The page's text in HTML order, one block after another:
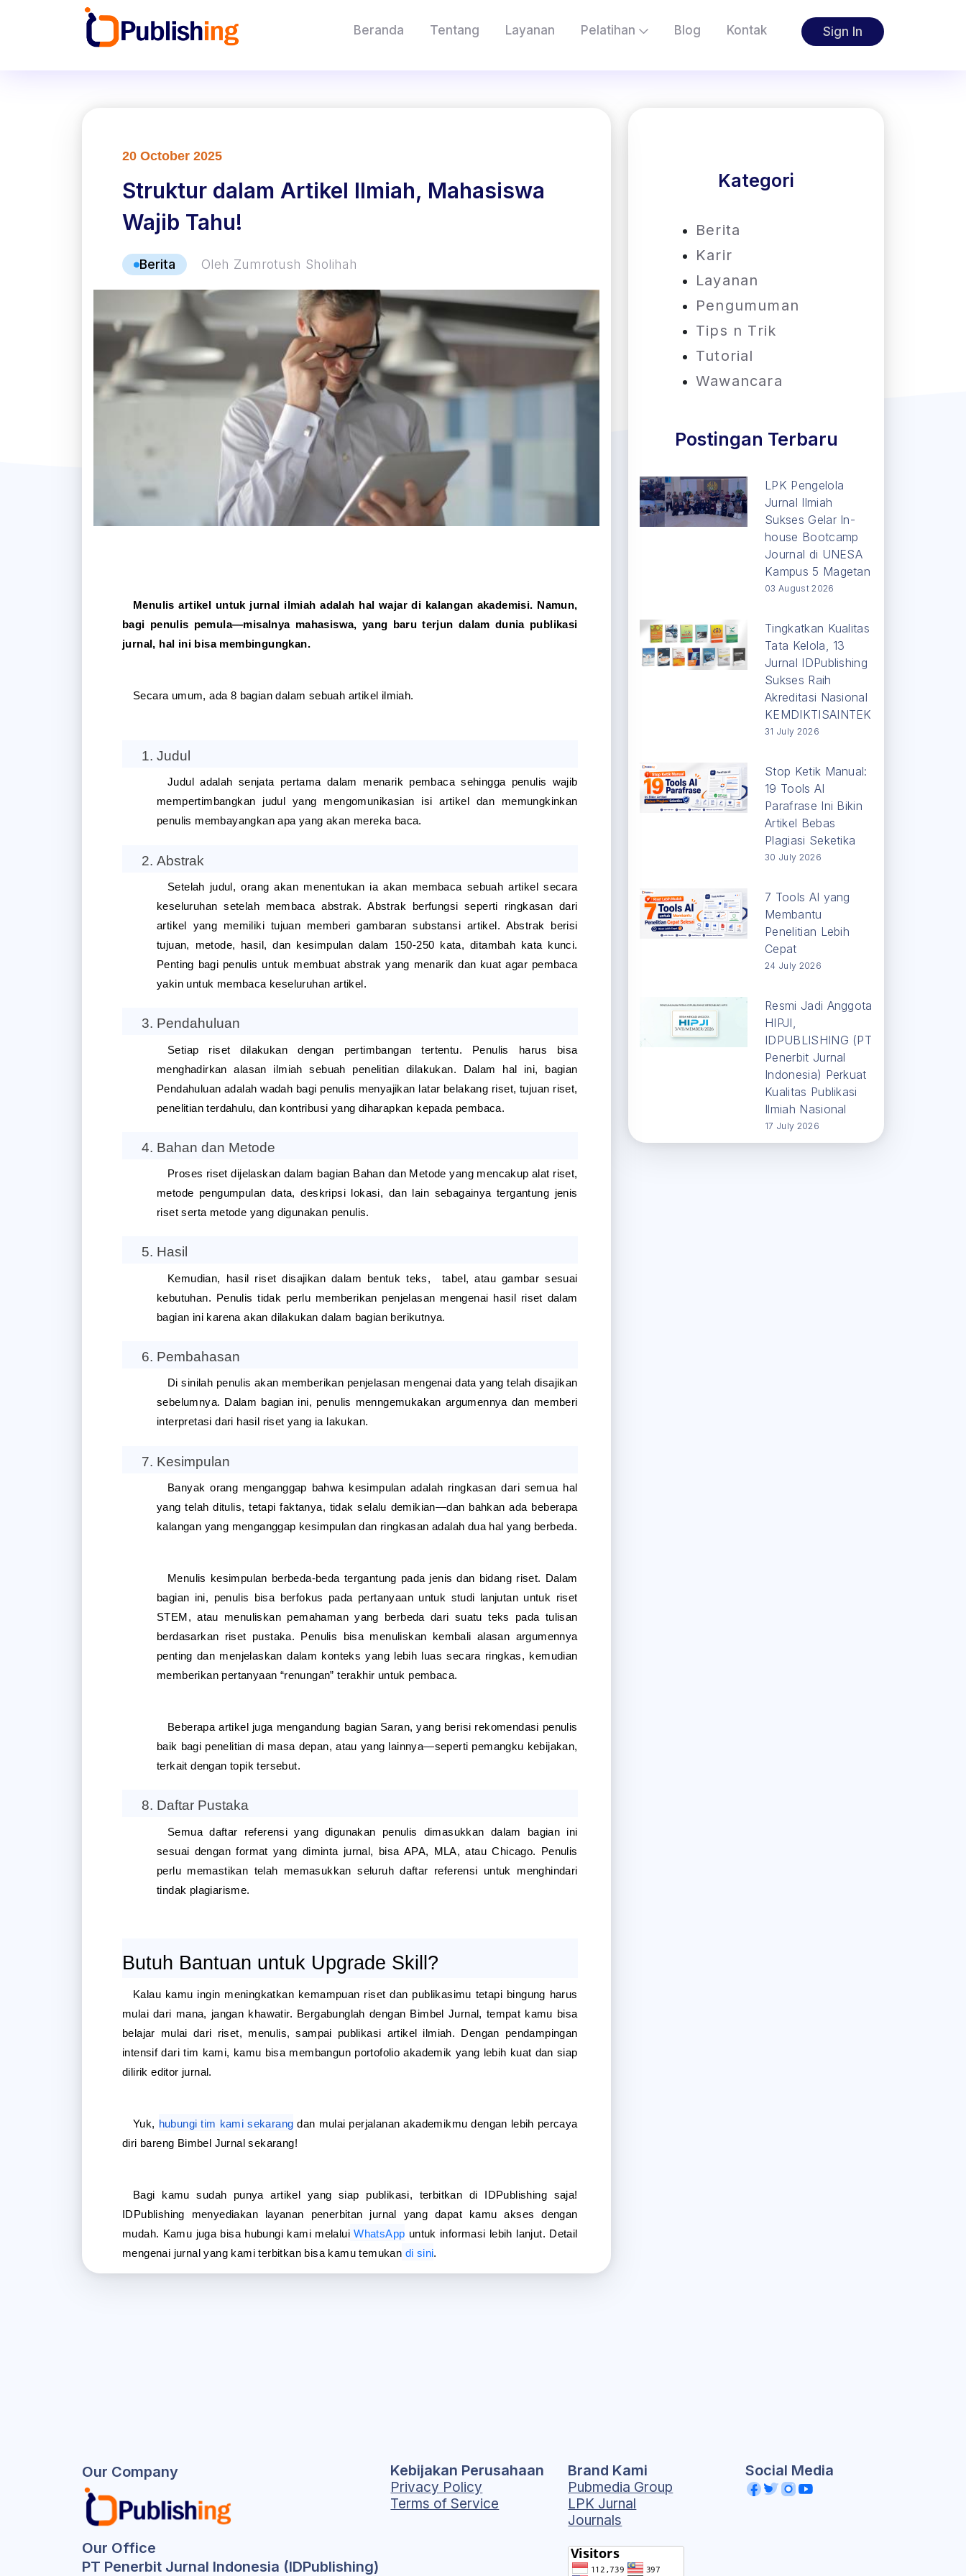
Beranda Tentang Layanan Pelatihan Blog Kontak Sign In
20 October 2025
Struktur dalam Artikel Ilmiah, Mahasiswa
Wajib Tahu!
Berita Oleh Zumrotush Sholihah
Menulis artikel untuk jurnal ilmiah adalah hal wajar di kalangan akademisi. Namun,
bagi penulis pemula—misalnya mahasiswa, yang baru terjun dalam dunia publikasi
jurnal, hal ini bisa membingungkan.
Secara umum, ada 8 bagian dalam sebuah artikel ilmiah.
Judul
Judul adalah senjata pertama dalam menarik pembaca sehingga penulis wajib
mempertimbangkan judul yang mengomunikasian isi artikel dan memungkinkan
penulis membayangkan apa yang akan mereka baca.
Abstrak
Setelah judul, orang akan menentukan ia akan membaca sebuah artikel secara
keseluruhan setelah membaca abstrak. Abstrak berfungsi seperti ringkasan dari
artikel yang memiliki tujuan memberi gambaran substansi artikel. Abstrak berisi
tujuan, metode, hasil, dan kesimpulan dalam 150-250 kata, ditambah kata kunci.
Penting bagi penulis untuk membuat abstrak yang menarik dan kuat agar pembaca
yakin untuk membaca keseluruhan artikel.
Pendahuluan
Setiap riset dilakukan dengan pertimbangan tertentu. Penulis harus bisa
menghadirkan alasan ilmiah sebuah penelitian dilakukan. Dalam hal ini, bagian
Pendahuluan adalah wadah bagi penulis menyajikan latar belakang riset, tujuan riset,
penelitian terdahulu, dan kontribusi yang diharapkan kepada pembaca.
Bahan dan Metode
Proses riset dijelaskan dalam bagian Bahan dan Metode yang mencakup alat riset,
metode pengumpulan data, deskripsi lokasi, dan lain sebagainya tergantung jenis
riset serta metode yang digunakan penulis.
Hasil
Kemudian, hasil riset disajikan dalam bentuk teks,  tabel, atau gambar sesuai
kebutuhan. Penulis tidak perlu memberikan penjelasan mengenai hasil riset dalam
bagian ini karena akan dilakukan dalam bagian berikutnya.
Pembahasan
Di sinilah penulis akan memberikan penjelasan mengenai data yang telah disajikan
sebelumnya. Dalam bagian ini, penulis menngemukakan argumennya dan memberi
interpretasi dari hasil riset yang ia lakukan.
Kesimpulan
Banyak orang menganggap bahwa kesimpulan adalah ringkasan dari semua hal
yang telah ditulis, tetapi faktanya, tidak selalu demikian—dan bahkan ada beberapa
kalangan yang menganggap kesimpulan dan ringkasan adalah dua hal yang berbeda.
Menulis kesimpulan berbeda-beda tergantung pada jenis dan bidang riset. Dalam
bagian ini, penulis bisa berfokus pada pertanyaan untuk studi lanjutan untuk riset
STEM, atau menuliskan pemahaman yang berbeda dari suatu teks pada tulisan
berdasarkan riset pustaka. Penulis bisa menuliskan kembali alasan argumennya
penting dan menjelaskan dalam konteks yang lebih luas secara ringkas, kemudian
memberikan pertanyaan “renungan” terakhir untuk pembaca.
Beberapa artikel juga mengandung bagian Saran, yang berisi rekomendasi penulis
baik bagi penelitian di masa depan, atau yang lainnya—seperti pemangku kebijakan,
terkait dengan topik tersebut.
Daftar Pustaka
Semua daftar referensi yang digunakan penulis dimasukkan dalam bagian ini
sesuai dengan format yang diminta jurnal, bisa APA, MLA, atau Chicago. Penulis
perlu memastikan telah memasukkan seluruh daftar referensi untuk menghindari
tindak plagiarisme.
Butuh Bantuan untuk Upgrade Skill?
Kalau kamu ingin meningkatkan kemampuan riset dan publikasimu tetapi bingung harus
mulai dari mana, jangan khawatir. Bergabunglah dengan Bimbel Jurnal, tempat kamu bisa
belajar mulai dari riset, menulis, sampai publikasi artikel ilmiah. Dengan pendampingan
intensif dari tim kami, kamu bisa membangun portofolio akademik yang lebih kuat dan siap
dilirik editor jurnal.
Yuk, hubungi tim kami sekarang dan mulai perjalanan akademikmu dengan lebih percaya
diri bareng Bimbel Jurnal sekarang!
Bagi kamu sudah punya artikel yang siap publikasi, terbitkan di IDPublishing saja!
IDPublishing menyediakan layanan penerbitan jurnal yang dapat kamu akses dengan
mudah. Kamu juga bisa hubungi kami melalui WhatsApp untuk informasi lebih lanjut. Detail
mengenai jurnal yang kami terbitkan bisa kamu temukan di sini.
Kategori
Berita
Karir
Layanan
Pengumuman
Tips n Trik
Tutorial
Wawancara
Postingan Terbaru
LPK Pengelola
Jurnal Ilmiah
Sukses Gelar In-
house Bootcamp
Journal di UNESA
Kampus 5 Magetan
03 August 2026
Tingkatkan Kualitas
Tata Kelola, 13
Jurnal IDPublishing
Sukses Raih
Akreditasi Nasional
KEMDIKTISAINTEK
31 July 2026
Stop Ketik Manual:
19 Tools AI
Parafrase Ini Bikin
Artikel Bebas
Plagiasi Seketika
30 July 2026
7 Tools AI yang
Membantu
Penelitian Lebih
Cepat
24 July 2026
Resmi Jadi Anggota
HIPJI,
IDPUBLISHING (PT
Penerbit Jurnal
Indonesia) Perkuat
Kualitas Publikasi
Ilmiah Nasional
17 July 2026
Our Company
Our Office
PT Penerbit Jurnal Indonesia (IDPublishing)
Kebijakan Perusahaan
Privacy Policy
Terms of Service
Brand Kami
Pubmedia Group
LPK Jurnal
Journals
Social Media